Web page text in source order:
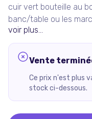
cuir vert bouteille au
banc/table ou les
voir plus...
Vente
Ce prix n'est plus
stock ci-dessous.